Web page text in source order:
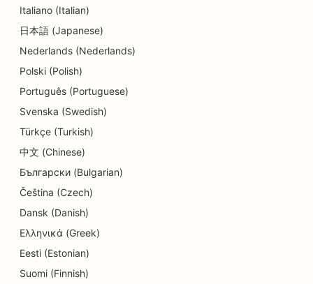
SEO za Delis
SEO za restavracije
SEO za trgovine s podrobnostmi
SEO za trgovine s krofki
SEO za storitve izobraževanja in otroškega
SEO za kemične čistilnice
SEO za električarje
SEO za trgovine z elektroniko
SEO za endodontiste
Italiano (Italian)
日本語 (Japanese)
Nederlands (Nederlands)
Polski (Polish)
Português (Portuguese)
Svenska (Swedish)
Türkçe (Turkish)
中文 (Chinese)
Български (Bulgarian)
Čeština (Czech)
Dansk (Danish)
Ελληνικά (Greek)
Eesti (Estonian)
Suomi (Finnish)